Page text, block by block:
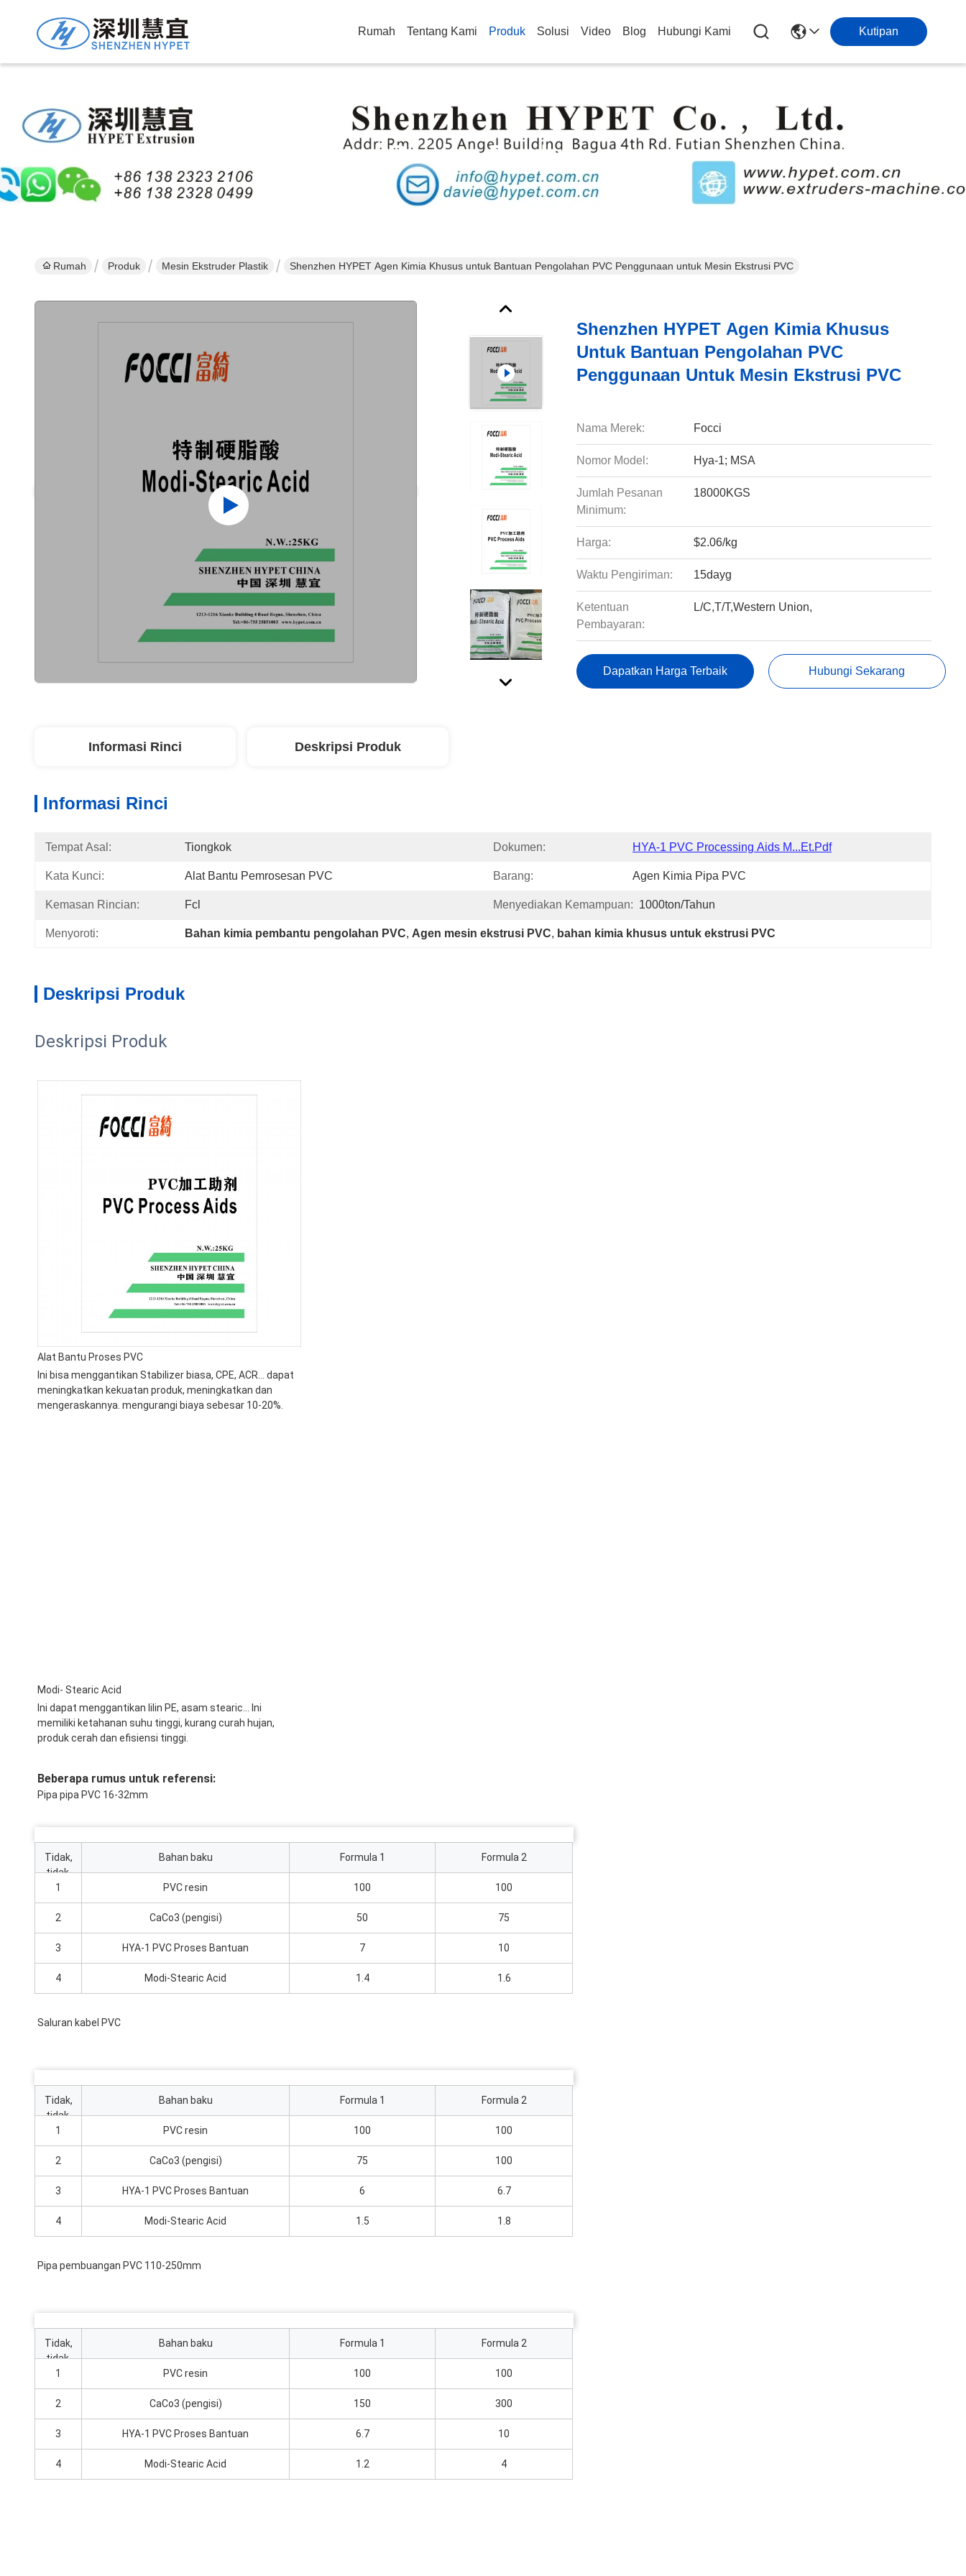
Rumah Tentang Kami Produk Solusi Video Blog Hubungi Kami Kutipan
Rincian Produk
Rumah Produk Mesin Ekstruder Plastik Shenzhen HYPET Agen Kimia Khusus untuk Bantuan Pengolahan PVC Penggunaan untuk Mesin Ekstrusi PVC
Shenzhen HYPET Agen Kimia Khusus
Untuk Bantuan Pengolahan PVC
Penggunaan Untuk Mesin Ekstrusi PVC
Nama Merek: Focci
Nomor Model: Hya-1; MSA
Jumlah Pesanan
Minimum:
18000KGS
Harga: $2.06/kg
Waktu Pengiriman: 15dayg
Ketentuan
Pembayaran:
L/C,T/T,Western Union,
Dapatkan Harga Terbaik Hubungi Sekarang
Informasi Rinci Deskripsi Produk
Informasi Rinci
Tempat Asal: Tiongkok Dokumen: HYA-1 PVC Processing Aids M...et.pdf
Kata Kunci: Alat Bantu Pemrosesan PVC Barang: Agen Kimia Pipa PVC
Kemasan Rincian: Fcl Menyediakan Kemampuan: 1000ton/Tahun
Menyoroti: Bahan kimia pembantu pengolahan PVC, Agen mesin ekstrusi PVC, bahan kimia khusus untuk ekstrusi PVC
Deskripsi Produk
Deskripsi Produk
Alat Bantu Proses PVC
Ini bisa menggantikan Stabilizer biasa, CPE, ACR... dapat
meningkatkan kekuatan produk, meningkatkan dan
mengeraskannya. mengurangi biaya sebesar 10-20%.
Modi- Stearic Acid
Ini dapat menggantikan lilin PE, asam stearic... Ini
memiliki ketahanan suhu tinggi, kurang curah hujan,
produk cerah dan efisiensi tinggi.
Beberapa rumus untuk referensi:
Pipa pipa PVC 16-32mm
Tidak,
tidak.
Bahan baku Formula 1 Formula 2
1 PVC resin 100 100
2 CaCo3 (pengisi) 50 75
3 HYA-1 PVC Proses Bantuan 7 10
4 Modi-Stearic Acid 1.4 1.6
Saluran kabel PVC
Tidak,
tidak.
Bahan baku Formula 1 Formula 2
1 PVC resin 100 100
2 CaCo3 (pengisi) 75 100
3 HYA-1 PVC Proses Bantuan 6 6.7
4 Modi-Stearic Acid 1.5 1.8
Pipa pembuangan PVC 110-250mm
Tidak,
tidak.
Bahan baku Formula 1 Formula 2
1 PVC resin 100 100
2 CaCo3 (pengisi) 150 300
3 HYA-1 PVC Proses Bantuan 6.7 10
4 Modi-Stearic Acid 1.2 4